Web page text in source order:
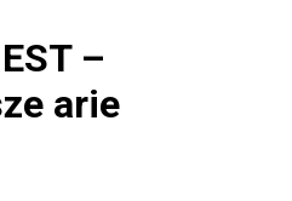
–
arie